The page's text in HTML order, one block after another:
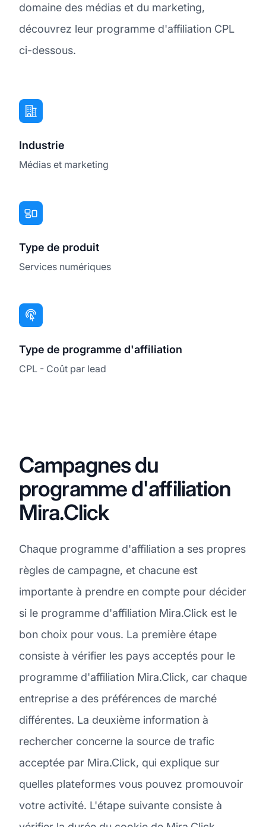
domaine des médias et du marketing,
découvrez leur programme d'affiliation CPL
ci-dessous.
Industrie
Médias et marketing
Type de produit
Services numériques
Type de programme d'affiliation
CPL - Coût par lead
Campagnes du
programme d'affiliation
Mira.Click
Chaque programme d'affiliation a ses propres
règles de campagne, et chacune est
importante à prendre en compte pour décider
si le programme d'affiliation Mira.Click est le
bon choix pour vous. La première étape
consiste à vérifier les pays acceptés pour le
programme d'affiliation Mira.Click, car chaque
entreprise a des préférences de marché
différentes. La deuxième information à
rechercher concerne la source de trafic
acceptée par Mira.Click, qui explique sur
quelles plateformes vous pouvez promouvoir
votre activité. L'étape suivante consiste à